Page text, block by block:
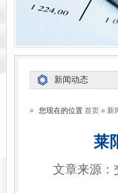
新闻动态
您现在的位置 首页 » 新
莱
文章来源